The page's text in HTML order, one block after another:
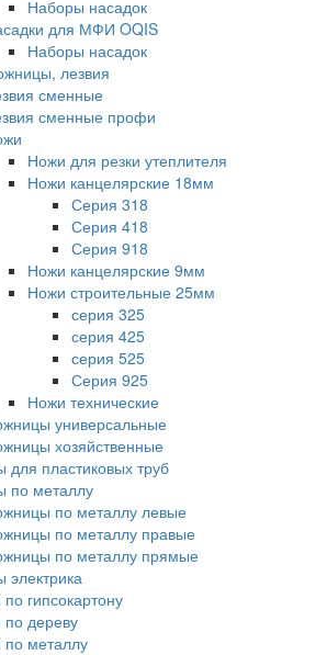
Наборы насадок
для МФИ OQIS
Наборы насадок
лезвия
сменные
сменные профи
Ножи для резки утеплителя
Ножи канцелярские 18мм
Серия 318
Серия 418
Серия 918
Ножи канцелярские 9мм
Ножи строительные 25мм
серия 325
серия 425
серия 525
Серия 925
Ножи технические
универсальные
хозяйственные
для пластиковых труб
по металлу
по металлу левые
по металлу правые
по металлу прямые
электрика
гипсокартону
по дереву
по металлу